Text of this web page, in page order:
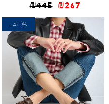
₪445 ₪267
-40%